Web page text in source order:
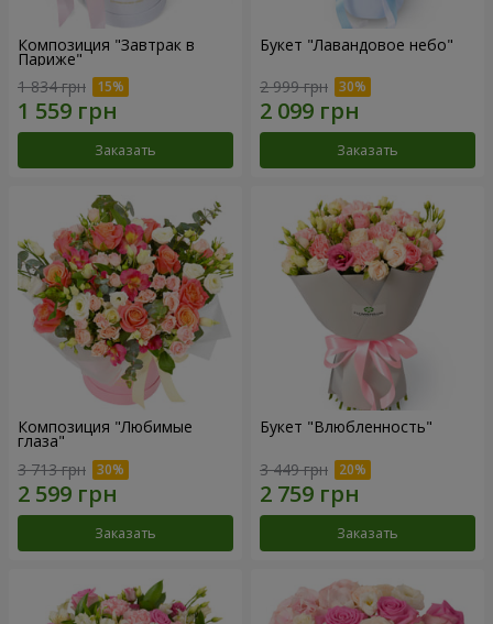
Композиция "Завтрак в
Париже"
1 834 грн
Заказать
Букет "Лавандовое небо"
2 999 грн
Заказать
Композиция "Любимые
глаза"
3 713 грн
Заказать
Букет "Влюбленность"
3 449 грн
Заказать